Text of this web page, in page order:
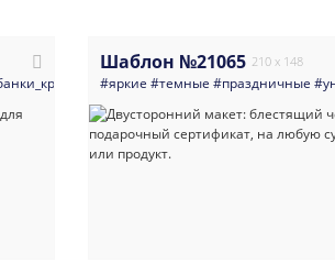
#ресторан
Шаблон №21065 210 x 148
#яркие #темные #праздничные